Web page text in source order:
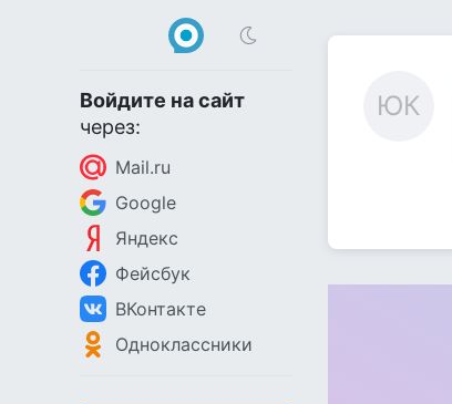
Войдите на сайт
через:
Mail.ru
Google
Яндекс
Фейсбук
ВКонтакте
Одноклассники
ЮК